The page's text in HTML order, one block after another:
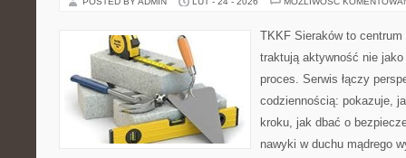
TKKF Sieraków to
traktują aktywność nie
proces. Serwis łączy
codziennością: pokazuje,
kroku, jak dbać o
nawyki w duchu mądrego